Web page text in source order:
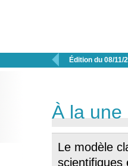
 Édition du 08/11/
À la une
Le modèle
scientifiques